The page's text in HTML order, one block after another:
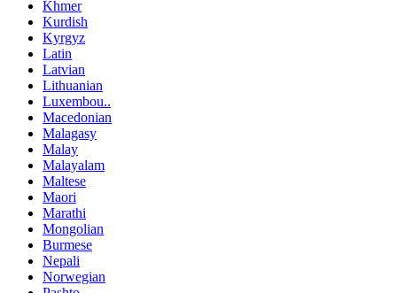
Khmer
Kurdish
Kyrgyz
Latin
Latvian
Lithuanian
Luxembou..
Macedonian
Malagasy
Malay
Malayalam
Maltese
Maori
Marathi
Mongolian
Burmese
Nepali
Norwegian